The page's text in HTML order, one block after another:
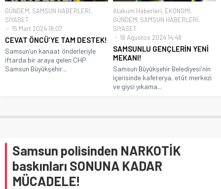
GÜNDEM, SAMSUN HABERLERİ,
SİYASET
15 Mart 2024 18:07
CEVAT ÖNCÜ’YE TAM DESTEK!
Samsun’un kanaat önderleriyle
iftarda bir araya gelen CHP
Samsun Büyükşehir...
Atakum Haberleri, EKONOMİ,
GÜNDEM, SAMSUN HABERLERİ,
SİYASET
18 Ağustos 2024 14:48
SAMSUNLU GENÇLERİN YENİ
MEKANI!
Samsun Büyükşehir Belediyesi'nin
içerisinde kafeterya, etüt merkezi
ve giysi yıkama...
Samsun polisinden NARKOTİK
baskınları SONUNA KADAR
MÜCADELE!